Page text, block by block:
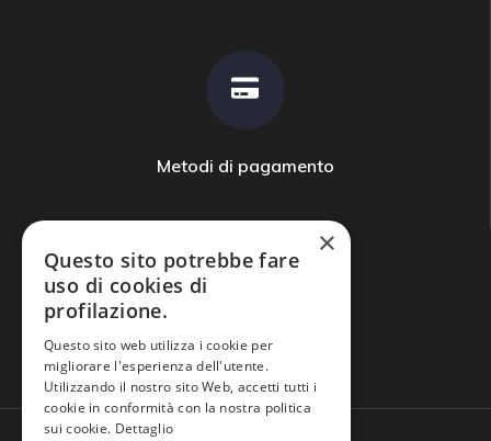
Metodi di pagamento
Domande frequenti
×
Questo sito potrebbe fare
uso di cookies di
profilazione.
Questo sito web utilizza i cookie per
migliorare l'esperienza dell'utente.
Utilizzando il nostro sito Web, accetti tutti i
cookie in conformità con la nostra politica
sui cookie. Dettaglio